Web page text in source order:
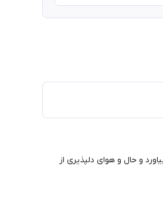
و حال و هوای دلپذیری از